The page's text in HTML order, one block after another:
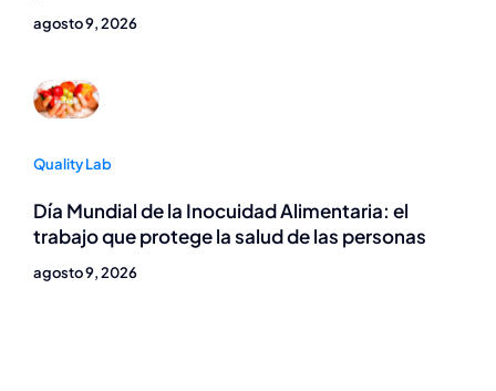
agosto 9, 2026
Quality Lab
Día Mundial de la Inocuidad Alimentaria: el
trabajo que protege la salud de las personas
agosto 9, 2026